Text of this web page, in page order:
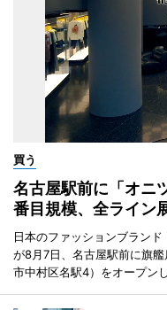
買う
名古屋駅前に「オ
番目規模、全ライン
日本のファッションブラン
が8月7日、名古屋駅前に旗
市中村区名駅4）をオープンし